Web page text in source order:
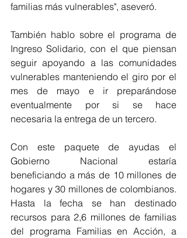
familias más vulnerables", aseveró.
También hablo sobre el programa de
Ingreso Solidario, con el que piensan
seguir apoyando a las comunidades
vulnerables manteniendo el giro por el
mes de mayo e ir preparándose
eventualmente por si se hace
necesaria la entrega de un tercero.
Con este paquete de ayudas el
Gobierno Nacional estaría
beneficiando a más de 10 millones de
hogares y 30 millones de colombianos.
Hasta la fecha se han destinado
recursos para 2,6 millones de familias
del programa Familias en Acción, a